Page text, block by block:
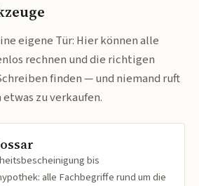
eigene Tür: Hier können alle
rechnen und die richtigen
finden — und niemand ruft
zu verkaufen.
bis
alle Fachbegriffe rund um die